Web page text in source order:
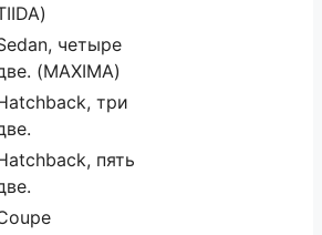
четыре
(MAXIMA)
три
пять